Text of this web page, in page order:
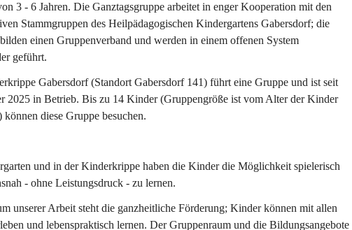
3 - 6 Jahren. Die Ganztagsgruppe arbeitet in enger Kooperation mit den
Stammgruppen des Heilpädagogischen Kindergartens Gabersdorf; die
einen Gruppenverband und werden in einem offenen System
geführt.
Gabersdorf (Standort Gabersdorf 141) führt eine Gruppe und ist seit
2025 in Betrieb. Bis zu 14 Kinder (Gruppengröße ist vom Alter der Kinder
können diese Gruppe besuchen.
und in der Kinderkrippe haben die Kinder die Möglichkeit spielerisch
- ohne Leistungsdruck - zu lernen.
unserer Arbeit steht die ganzheitliche Förderung; Kinder können mit allen
und lebenspraktisch lernen. Der Gruppenraum und die Bildungsangebote